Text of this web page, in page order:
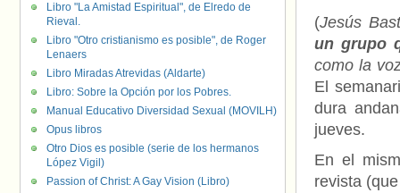
(Jesús
un grupo
como la
El
dura
jueves.
En el
revista
Libro "La Amistad Espiritual", de Elredo de
Rieval.
Libro "Otro cristianismo es posible", de Roger
Lenaers
Libro Miradas Atrevidas (Aldarte)
Libro: Sobre la Opción por los Pobres.
Manual Educativo Diversidad Sexual (MOVILH)
Opus libros
Otro Dios es posible (serie de los hermanos
López Vigil)
Passion of Christ: A Gay Vision (Libro)